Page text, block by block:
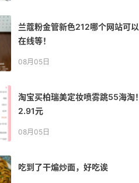
兰蔻粉金管新色212哪个网站可以
在线等！
08月05日
淘宝买柏瑞美定妆喷雾跳55海淘
2.91元
08月05日
吃到了干煸炒面，好吃诶